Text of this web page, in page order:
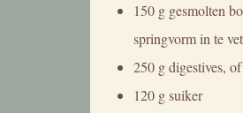
150 g gesmolten
springvorm in te
250 g digestives,
120 g suiker